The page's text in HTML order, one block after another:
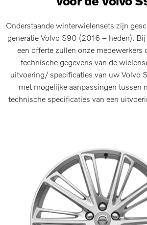
Onderstaande winterwielensets zijn
generatie Volvo S90 (2016 – heden).
een offerte zullen onze medewerkers
technische gegevens van de
uitvoering/ specificaties van uw Volvo
met mogelijke aanpassingen tussen
technische specificaties van een